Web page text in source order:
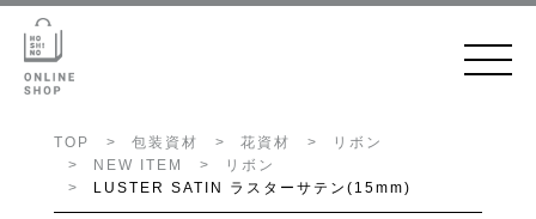
TOP 包装資材 花資材
リボン
NEW ITEM
リボン
LUSTER SATIN ラスターサテン(15mm)